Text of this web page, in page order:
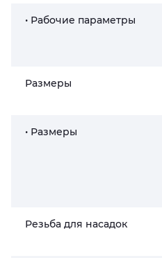
• Рабочие параметры
Размеры
• Размеры
Резьба для насадок